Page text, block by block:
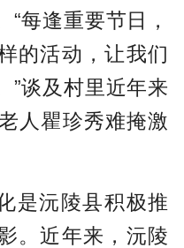
每逢重要节日，
的活动，让我们
”谈及村里近年来
人瞿珍秀难掩激
是沅陵县积极推
。近年来，沅陵